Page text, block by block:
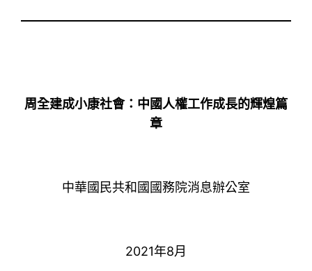
周全建成小康社會：中國人權工作成長的輝煌篇
章
中華國民共和國國務院消息辦公室
2021年8月